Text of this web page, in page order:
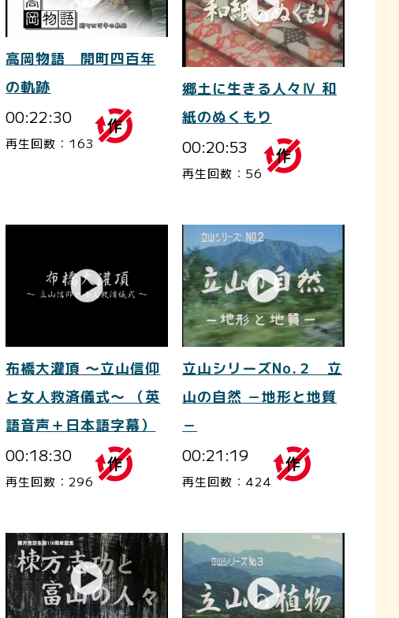
高岡物語 開町四百年
の軌跡
00:22:30
再生回数：163
郷土に生きる人々Ⅳ 和
紙のぬくもり
00:20:53
再生回数：56
布橋大灌頂 ～立山信仰
と女人救済儀式～ （英
語音声＋日本語字幕）
00:18:30
再生回数：296
立山シリーズNo.２ 立
山の自然 －地形と地質
－
00:21:19
再生回数：424